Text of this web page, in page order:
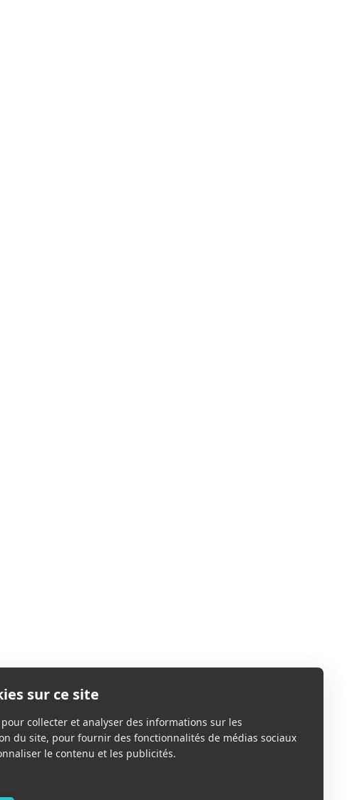
sur ce site
collecter et analyser des informations sur les
du site, pour fournir des fonctionnalités de médias sociaux
le contenu et les publicités.